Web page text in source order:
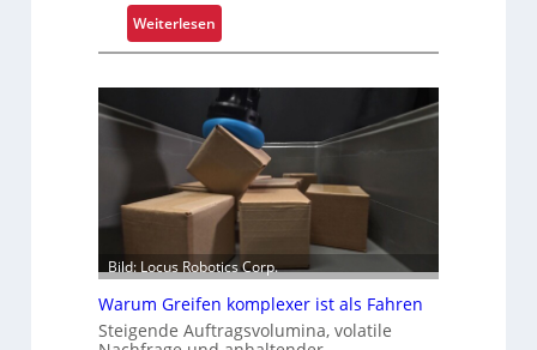
e
n
e
c
h
e
l
Weiterlesen
V
r
b
s
e
r
t
e
s
Bild: Locus Robotics Corp.
Warum Greifen komplexer ist als Fahren
Steigende Auftragsvolumina, volatile